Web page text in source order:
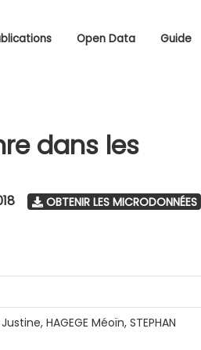
Open Data Guide
dans les
OBTENIR LES MICRODONNÉES
HAGEGE Méoïn, STEPHAN